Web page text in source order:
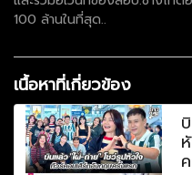
100 ล้านในที่สุด..
เนื้อหาที่เกี่ยวข้อง